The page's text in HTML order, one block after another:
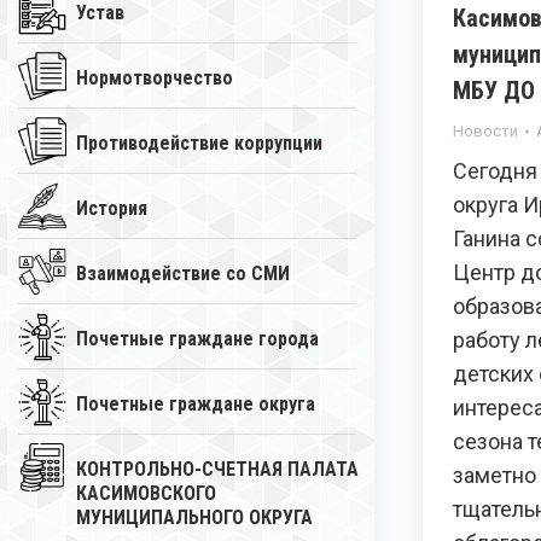
Устав
Нормотворчество
Противодействие коррупции
История
Взаимодействие со СМИ
Почетные граждане города
Почетные граждане округа
КОНТРОЛЬНО-СЧЕТНАЯ ПАЛАТА
КАСИМОВСКОГО
МУНИЦИПАЛЬНОГО ОКРУГА
МБУ ДО
Новости
округа
Ганина
Центр
работу
сезона